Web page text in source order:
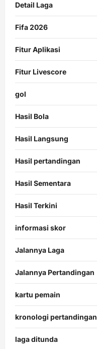
Detail Laga
Fifa 2026
Fitur Aplikasi
Fitur Livescore
gol
Hasil Bola
Hasil Langsung
Hasil pertandingan
Hasil Sementara
Hasil Terkini
informasi skor
Jalannya Laga
Jalannya Pertandingan
kartu pemain
kronologi pertandingan
laga ditunda